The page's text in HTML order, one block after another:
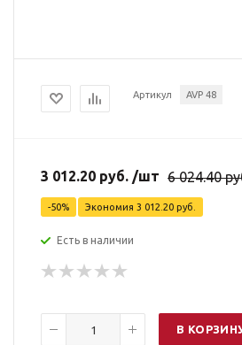
Артикул AVP 48
3 012.20 руб. /шт 6 024.40
-50% Экономия 3 012.20 руб.
Есть в наличии
В